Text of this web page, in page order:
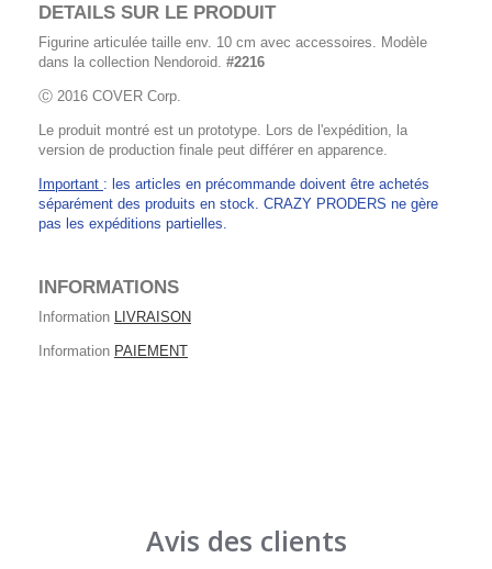
DETAILS SUR LE PRODUIT
Figurine articulée taille env. 10 cm avec accessoires. Modèle
dans la collection Nendoroid. #2216
Ⓒ 2016 COVER Corp.
Le produit montré est un prototype. Lors de l'expédition, la
version de production finale peut différer en apparence.
Important : les articles en précommande doivent être achetés
séparément des produits en stock. CRAZY PRODERS ne gère
pas les expéditions partielles.
INFORMATIONS
Information LIVRAISON
Information PAIEMENT
Avis des clients